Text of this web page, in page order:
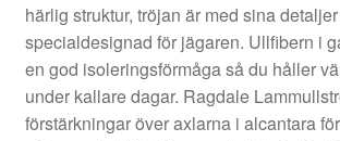
härlig struktur, tröjan är med sina detaljer
specialdesignad för jägaren. Ullfibern i
en god isoleringsförmåga så du håller
under kallare dagar. Ragdale
förstärkningar över axlarna i alcantara